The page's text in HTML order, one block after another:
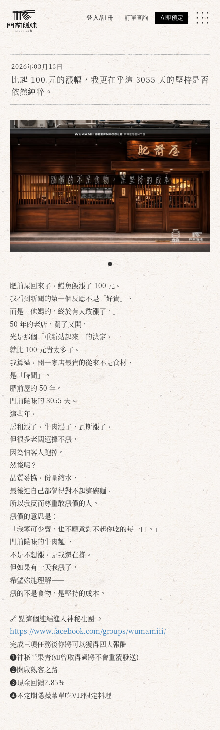
登入/註冊 訂單查詢 立即預定
2026年03月13日
比起 100 元的漲幅，我更在乎這 3055 天的堅持是否
依然純粹。
肥前屋回來了，鰻魚飯漲了 100 元。
我看到新聞的第一個反應不是「好貴」，
而是「他媽的，終於有人敢漲了。」
50 年的老店，關了又開，
光是那個「重新站起來」的決定，
就比 100 元貴太多了。
我算過，開一家店最貴的從來不是食材，
是「時間」。
肥前屋的 50 年。
門前隱味的 3055 天。
這些年，
房租漲了，牛肉漲了，瓦斯漲了，
但很多老闆選擇不漲，
因為怕客人跑掉。
然後呢？
品質妥協，份量縮水，
最後連自己都覺得對不起這碗麵。
所以我反而尊重敢漲價的人。
漲價的意思是：
「我寧可少賣，也不願意對不起你吃的每一口。」
門前隱味的牛肉麵 ，
不是不想漲，是我還在撐。
但如果有一天我漲了，
希望妳能理解——
漲的不是食物，是堅持的成本。
🔗 點這個連結進入神秘社團→
https://www.facebook.com/groups/wumamiii/
完成三項任務後你將可以獲得四大報酬
❶神秘芒果青(如曾取得過將不會重覆發送)
❷開啟熟客之路
❸現金回饋2.85%
❹不定期隱藏菜單吃VIP限定料理